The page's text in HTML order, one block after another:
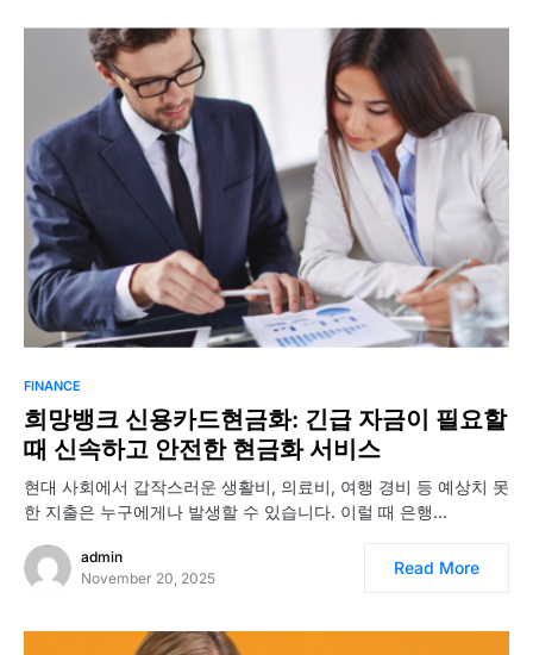
FINANCE
희망뱅크 신용카드현금화: 긴급 자금이 필요할
때 신속하고 안전한 현금화 서비스
현대 사회에서 갑작스러운 생활비, 의료비, 여행 경비 등 예상치 못
한 지출은 누구에게나 발생할 수 있습니다. 이럴 때 은행…
admin
November 20, 2025
Read More